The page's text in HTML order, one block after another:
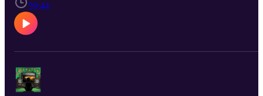
59:44